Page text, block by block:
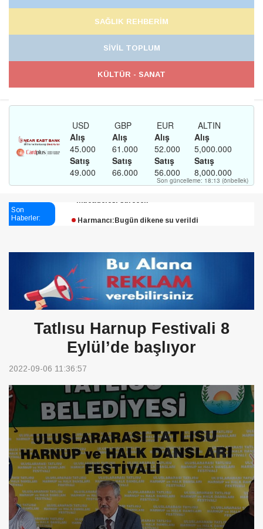
SAĞLIK REHBERİM
SİVİL TOPLUM
KÜLTÜR - SANAT
Son
Haberler:
Esendağlı:Adıyaman’daki süreç sona erdi, hukuk
Harmancı:Bugün dikene su verildi
Derneği:Vicdanlarınız tutsak, kalemleriniz esir
Tatlısu Harnup Festivali 8
Eylül’de başlıyor
2022-09-06 11:36:57